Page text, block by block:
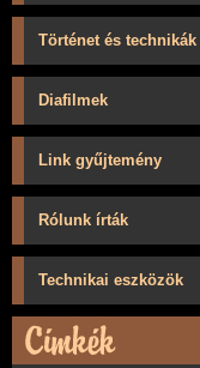
Történet és technikák
Diafilmek
Link gyűjtemény
Rólunk írták
Technikai eszközök